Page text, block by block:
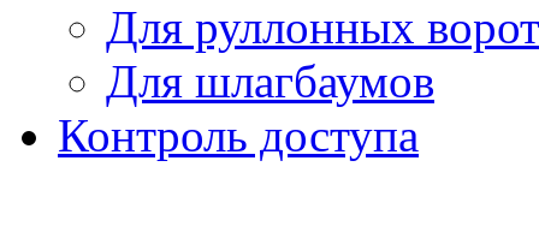
Для руллонных ворот
Для шлагбаумов
Контроль доступа